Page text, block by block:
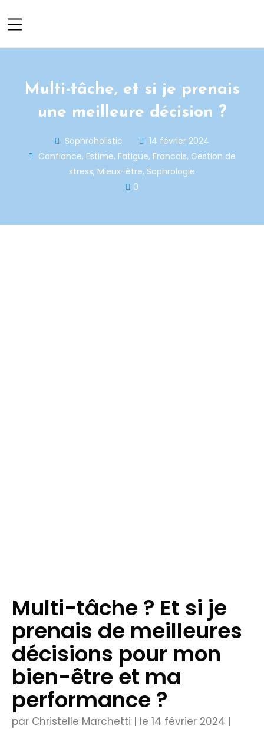
Multi-tâche, et si je prenais
une meilleure décision ?
Sophroholistic
14 février 2024
Confiance, Estime, Fatigue, Francais, Gestion de
stress, Mieux-être, Sophrologie
0
Multi-tâche ? Et si je
prenais de meilleures
décisions pour mon
bien-être et ma
performance ?
par Christelle Marchetti | le 14 février 2024 |